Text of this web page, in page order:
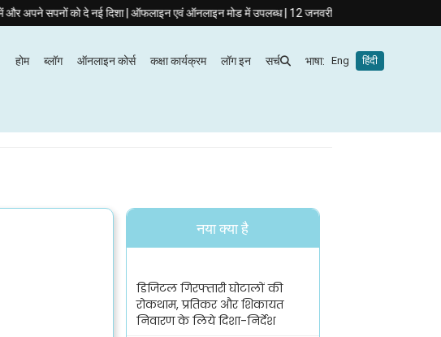
को दे नई दिशा | ऑफलाइन एवं ऑनलाइन मोड में उपलब्ध | 12 जनवरी 2026 से कक्षाएँ आरंभ
होम ब्लॉग ऑनलाइन कोर्स कक्षा कार्यक्रम लॉग इन सर्च भाषा: Eng हिंदी
नया क्या है
डिजिटल गिरफ्तारी घोटालों की
रोकथाम, प्रतिकर और शिकायत
निवारण के लिये दिशा-निर्देश